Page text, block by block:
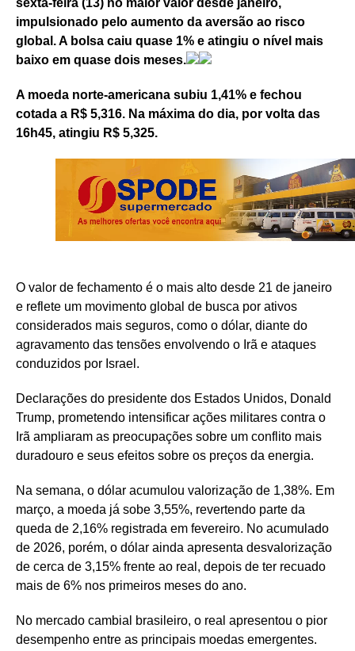
impulsionado pelo aumento da aversão ao risco
global. A bolsa caiu quase 1% e atingiu o nível mais
baixo em quase dois meses.
A moeda norte-americana subiu 1,41% e fechou
cotada a R$ 5,316. Na máxima do dia, por volta das
16h45, atingiu R$ 5,325.
O valor de fechamento é o mais alto desde 21 de janeiro
e reflete um movimento global de busca por ativos
considerados mais seguros, como o dólar, diante do
agravamento das tensões envolvendo o Irã e ataques
conduzidos por Israel.
Declarações do presidente dos Estados Unidos, Donald
Trump, prometendo intensificar ações militares contra o
Irã ampliaram as preocupações sobre um conflito mais
duradouro e seus efeitos sobre os preços da energia.
Na semana, o dólar acumulou valorização de 1,38%. Em
março, a moeda já sobe 3,55%, revertendo parte da
queda de 2,16% registrada em fevereiro. No acumulado
de 2026, porém, o dólar ainda apresenta desvalorização
de cerca de 3,15% frente ao real, depois de ter recuado
mais de 6% nos primeiros meses do ano.
No mercado cambial brasileiro, o real apresentou o pior
desempenho entre as principais moedas emergentes.